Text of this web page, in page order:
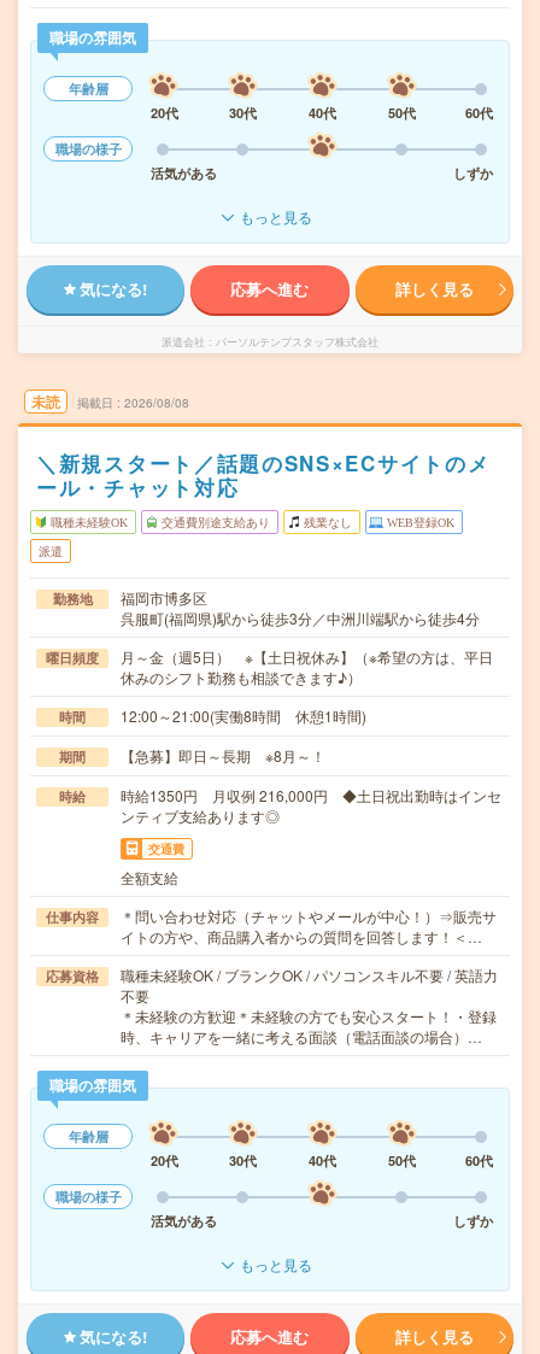
職場の雰囲気
年齢層
20代
30代 40代 50代
60代
職場の様子
活気がある
しずか
もっと見る
気になる! 応募へ進む 詳しく見る
派遣会社 パーソルテンプスタッフ株式会社
未読 掲載日 2026/08/08
＼新規スタート／話題のSNS×ECサイトのメ
ール・チャット対応
職種未経験OK 交通費別途支給あり 残業なし WEB登録OK
派遣
勤務地
福岡市博多区
呉服町(福岡県)駅から徒歩3分／中洲川端駅から徒歩4分
曜日頻度
月～金（週5日） ※【土日祝休み】（※希望の方は、平日
休みのシフト勤務も相談できます♪）
時間 12:00～21:00(実働8時間 休憩1時間)
期間 【急募】即日～長期 ※8月～！
時給
時給1350円 月収例 216,000円 ◆土日祝出勤時はインセ
ンティブ支給あります◎
交通費
全額支給
仕事内容
＊問い合わせ対応（チャットやメールが中心！）⇒販売サ
イトの方や、商品購入者からの質問を回答します！＜…
応募資格
職種未経験OK / ブランクOK / パソコンスキル不要 / 英語力
不要
＊未経験の方歓迎＊未経験の方でも安心スタート！・登録
時、キャリアを一緒に考える面談（電話面談の場合）…
職場の雰囲気
年齢層
20代
30代 40代 50代
60代
職場の様子
活気がある
しずか
もっと見る
気になる! 応募へ進む 詳しく見る